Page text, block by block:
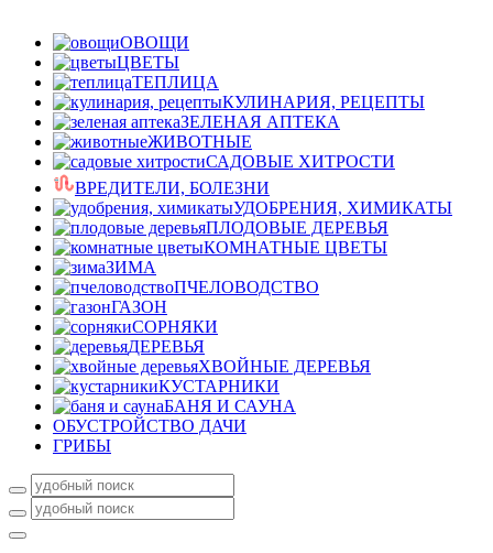
ОВОЩИ
ЦВЕТЫ
ТЕПЛИЦА
КУЛИНАРИЯ, РЕЦЕПТЫ
ЗЕЛЕНАЯ АПТЕКА
ЖИВОТНЫЕ
САДОВЫЕ ХИТРОСТИ
ВРЕДИТЕЛИ, БОЛЕЗНИ
УДОБРЕНИЯ, ХИМИКАТЫ
ПЛОДОВЫЕ ДЕРЕВЬЯ
КОМНАТНЫЕ ЦВЕТЫ
ЗИМА
ПЧЕЛОВОДСТВО
ГАЗОН
СОРНЯКИ
ДЕРЕВЬЯ
ХВОЙНЫЕ ДЕРЕВЬЯ
КУСТАРНИКИ
БАНЯ И САУНА
ОБУСТРОЙСТВО ДАЧИ
ГРИБЫ